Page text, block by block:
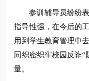
参训辅导员纷纷
指导性强，在今后的
用到学生教育管理中
同织密织牢校园反诈“
量。